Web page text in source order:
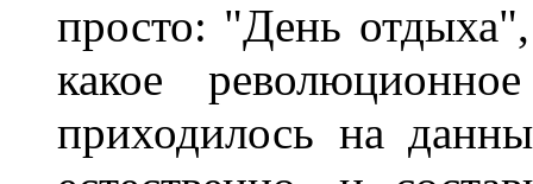
просто: "День отдыха",
какое
приходилось на